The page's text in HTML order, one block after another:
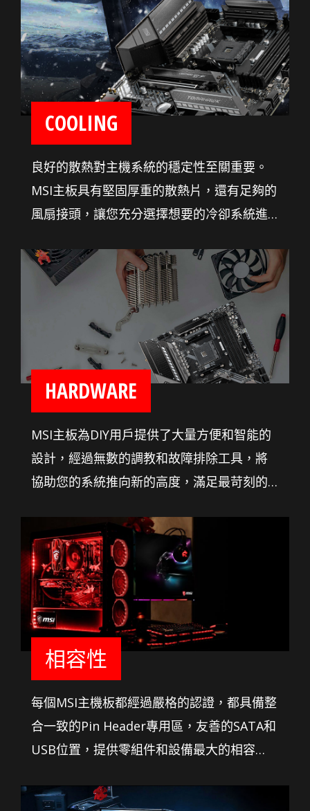
COOLING
良好的散熱對主機系統的穩定性至關重要。
MSI主板具有堅固厚重的散熱片，還有足夠的
風扇接頭，讓您充分選擇想要的冷卻系統進
HARDWARE
MSI主板為DIY用戶提供了大量方便和智能的
設計，經過無數的調教和故障排除工具，將
協助您的系統推向新的高度，滿足最苛刻的
相容性
每個MSI主機板都經過嚴格的認證，都具備整
合一致的Pin Header專用區，友善的SATA和
USB位置，提供零組件和設備最大的相容
件。更重要的是，我們提供最關鍵的部分 –記